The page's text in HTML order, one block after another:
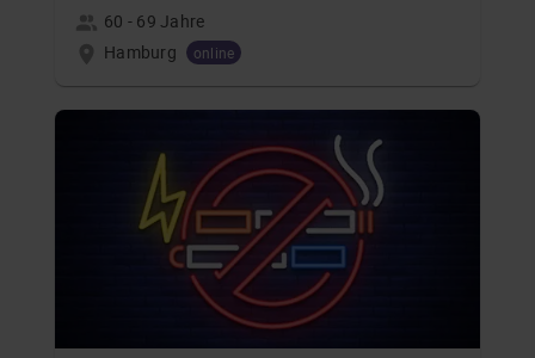
60 - 69 Jahre
Hamburg
online